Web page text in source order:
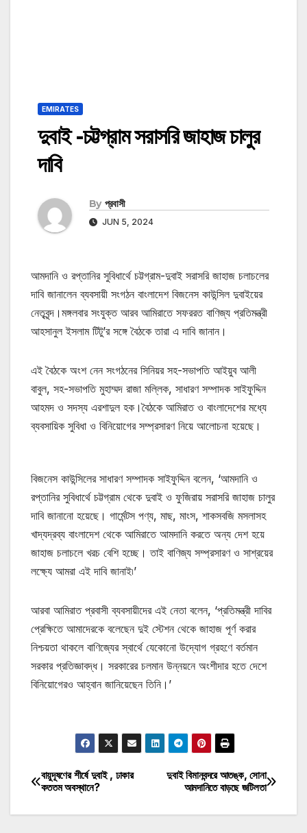
EMIRATES
দুবাই -চট্টগ্রাম সরাসরি জাহাজ চালুর
দাবি
By প্রবাসী
JUN 5, 2024
আমদানি ও রপ্তানির সুবিধার্থে চট্টগ্রাম-দুবাই সরাসরি জাহাজ চলাচলের
দাবি জানালেন ব্যবসায়ী সংগঠন বাংলাদেশ বিজনেস কাউন্সিল দুবাইয়ের
নেতৃবৃন্দ।মঙ্গলবার সংযুক্ত আরব আমিরাতে সফররত বাণিজ্য প্রতিমন্ত্রী
আহসানুল ইসলাম টিটু’র সঙ্গে বৈঠকে তারা এ দাবি জানান।
এই বৈঠকে অংশ নেন সংগঠনের সিনিয়র সহ-সভাপতি আইয়ুব আলী
বাবুল, সহ-সভাপতি মুহাম্মদ রাজা মল্লিক, সাধারণ সম্পাদক সাইফুদ্দিন
আহমদ ও সদস্য এরশাদুল হক।বৈঠকে আমিরাত ও বাংলাদেশের মধ্যে
ব্যবসায়িক সুবিধা ও বিনিয়োগের সম্প্রসারণ নিয়ে আলোচনা হয়েছে।
বিজনেস কাউন্সিলের সাধারণ সম্পাদক সাইফুদ্দিন বলেন, ‘আমদানি ও
রপ্তানির সুবিধার্থে চট্টগ্রাম থেকে দুবাই ও ফুজিরায় সরাসরি জাহাজ চালুর
দাবি জানানো হয়েছে। গার্মেন্টস পণ্য, মাছ, মাংস, শাকসবজি মসলাসহ
খাদ্যদ্রব্য বাংলাদেশ থেকে আমিরাতে আমদানি করতে অন্য দেশ হয়ে
জাহাজ চলাচলে খরচ বেশি হচ্ছে। তাই বাণিজ্য সম্প্রসারণ ও সাশ্রয়ের
লক্ষ্যে আমরা এই দাবি জানাই৷’
আরবা আমিরাত প্রবাসী ব্যবসায়ীদের এই নেতা বলেন, ‘প্রতিমন্ত্রী দাবির
প্রেক্ষিতে আমাদেরকে বলেছেন দুই স্টেশন থেকে জাহাজ পূর্ণ করার
নিশ্চয়তা থাকলে বাণিজ্যের স্বার্থে যেকোনো উদ্যোগ গ্রহণে বর্তমান
সরকার প্রতিজ্ঞাবদ্ধ। সরকারের চলমান উন্নয়নে অংশীদার হতে দেশে
বিনিয়োগেরও আহ্বান জানিয়েছেন তিনি।’
Post
navigation
দুবাই বিমানবন্দরে আতঙ্ক, সোনা
আমদানিতে বাড়ছে জটিলতা
বায়ুদূষণের শীর্ষে দুবাই , ঢাকার
কততম অবস্থানে?